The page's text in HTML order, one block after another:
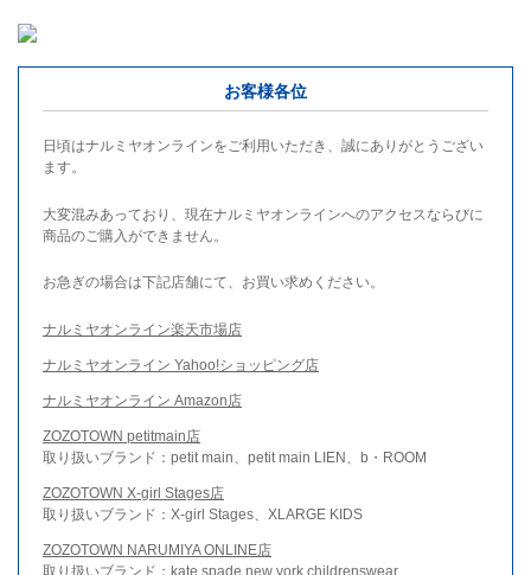
お客様各位
日頃はナルミヤオンラインをご利用いただき、誠にありがとうござい
ます。
大変混みあっており、現在ナルミヤオンラインへのアクセスならびに
商品のご購入ができません。
お急ぎの場合は下記店舗にて、お買い求めください。
ナルミヤオンライン楽天市場店
ナルミヤオンライン Yahoo!ショッピング店
ナルミヤオンライン Amazon店
ZOZOTOWN petitmain店
取り扱いブランド：petit main、petit main LIEN、b・ROOM
ZOZOTOWN X-girl Stages店
取り扱いブランド：X-girl Stages、XLARGE KIDS
ZOZOTOWN NARUMIYA ONLINE店
取り扱いブランド：kate spade new york childrenswear、